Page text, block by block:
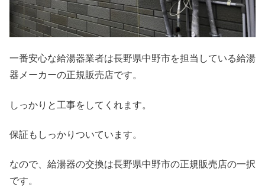
一番安心な給湯器業者は長野県中野市を担当している給湯
器メーカーの正規販売店です。
しっかりと工事をしてくれます。
保証もしっかりついています。
なので、給湯器の交換は長野県中野市の正規販売店の一択
です。